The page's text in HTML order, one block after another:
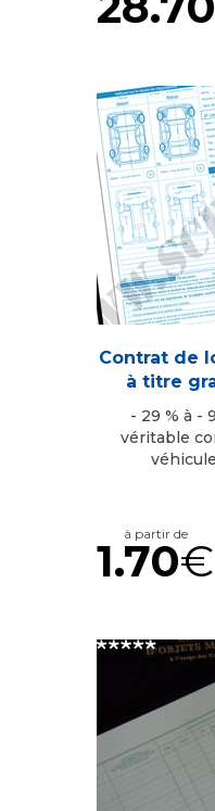
Contrat de
à titre
- 29 % à -
véritable
à partir de
1.70€